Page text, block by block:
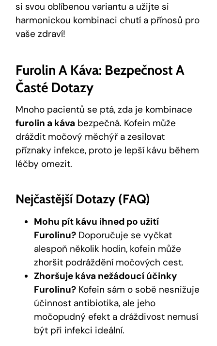
si svou oblíbenou variantu a užijte si
harmonickou kombinaci chutí a přínosů pro
vaše zdraví!
Furolin A Káva: Bezpečnost A
Časté Dotazy
Mnoho pacientů se ptá, zda je kombinace
furolin a káva bezpečná. Kofein může
dráždit močový měchýř a zesilovat
příznaky infekce, proto je lepší kávu během
léčby omezit.
Nejčastější Dotazy (FAQ)
Mohu pít kávu ihned po užití
Furolinu? Doporučuje se vyčkat
alespoň několik hodin, kofein může
zhoršit podráždění močových cest.
Zhoršuje káva nežádoucí účinky
Furolinu? Kofein sám o sobě nesnižuje
účinnost antibiotika, ale jeho
močopudný efekt a dráždivost nemusí
být při infekci ideální.